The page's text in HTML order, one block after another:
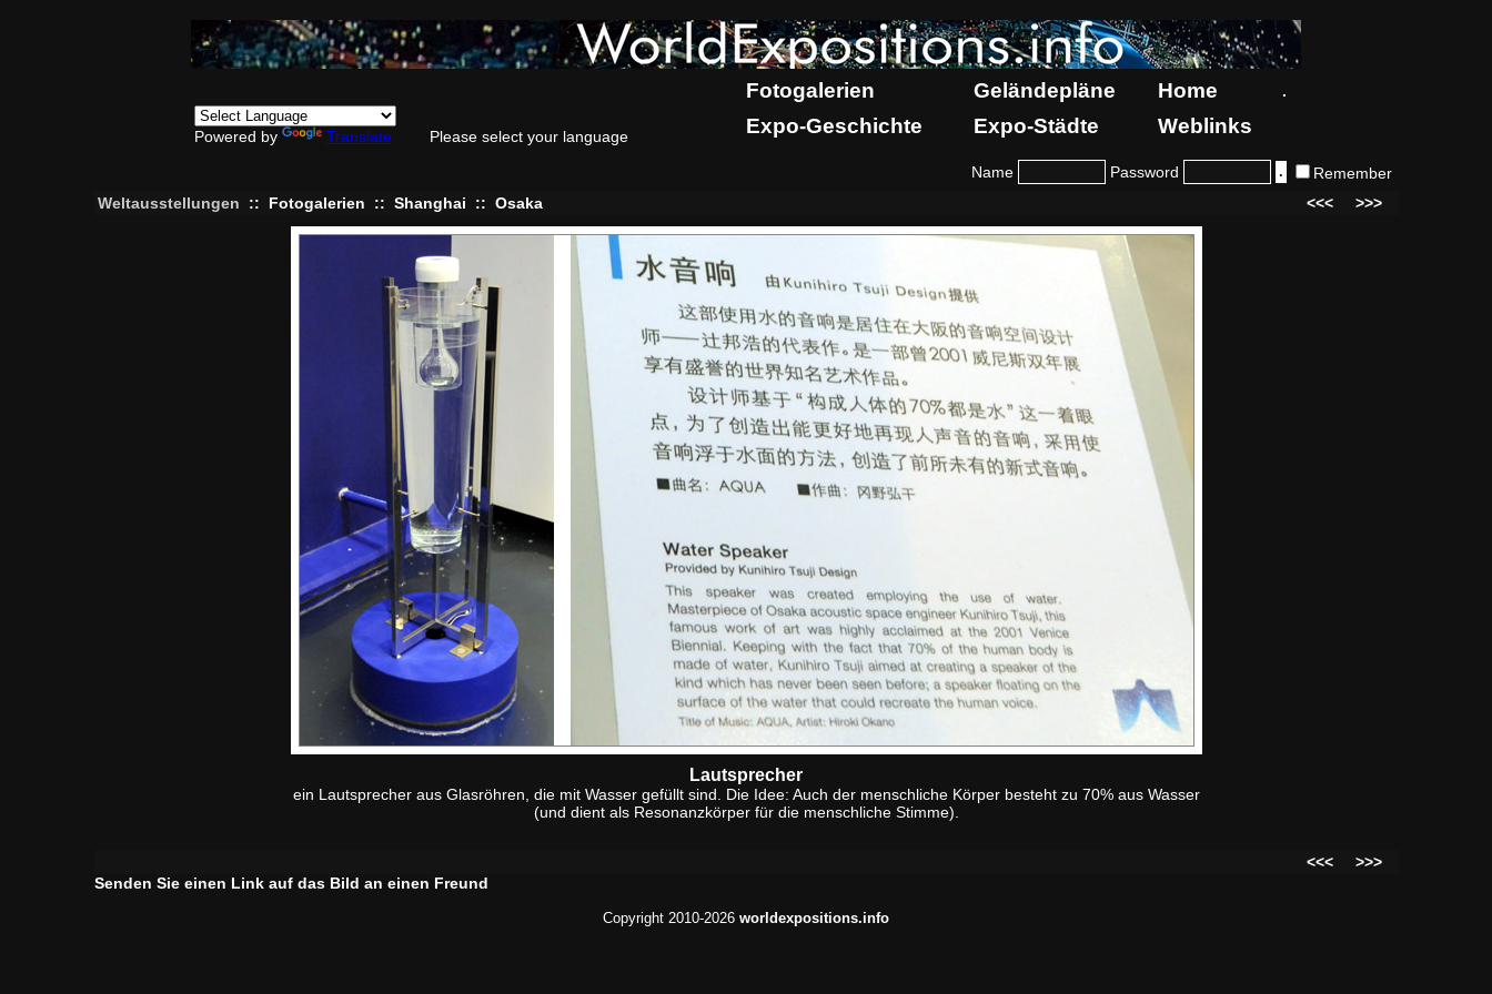
Powered by Translate Please select your language
Fotogalerien Geländepläne Home .
Expo-Geschichte Expo-Städte Weblinks
Name Password
Remember
Weltausstellungen
:: Fotogalerien :: Shanghai :: Osaka <<< >>>
Lautsprecher
ein Lautsprecher aus Glasröhren, die mit Wasser gefüllt sind. Die Idee: Auch der menschliche Körper besteht zu 70% aus Wasser
(und dient als Resonanzkörper für die menschliche Stimme).
<<<
>>>
Senden Sie einen Link auf das Bild an einen Freund
Copyright 2010-2026 worldexpositions.info